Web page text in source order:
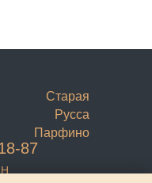
Старая
Русса
Парфино
87